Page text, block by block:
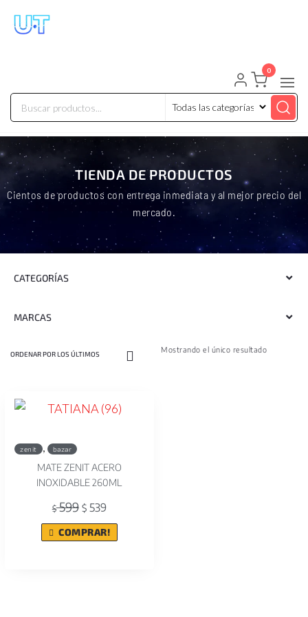
0
TIENDA DE PRODUCTOS
Cientos de productos con entrega inmediata y al mejor precio del
mercado.
CATEGORÍAS
MARCAS
Mostrando el único resultado
zenit , bazar
MATE ZENIT ACERO
INOXIDABLE 260ML
$599 $539
COMPRAR!